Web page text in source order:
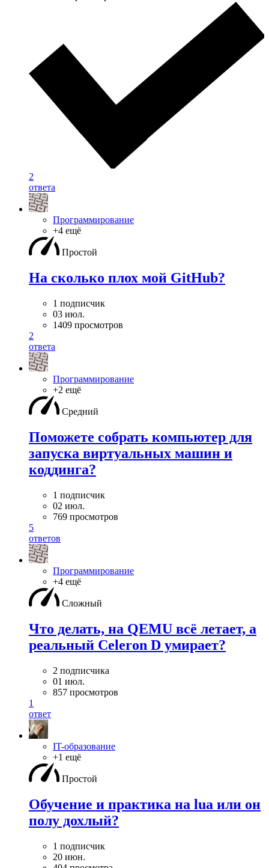
2
ответа
Программирование
+4 ещё
Простой
На сколько плох мой GitHub?
1 подписчик
03 июл.
1409 просмотров
2
ответа
Программирование
+2 ещё
Средний
Поможете собрать компьютер для
запуска виртуальных машин и
коддинга?
1 подписчик
02 июл.
769 просмотров
5
ответов
Программирование
+4 ещё
Сложный
Что делать, на QEMU всё летает, а
реальный Celeron D умирает?
2 подписчика
01 июл.
857 просмотров
1
ответ
IT-образование
+1 ещё
Простой
Обучение и практика на lua или он
полу дохлый?
1 подписчик
20 июн.